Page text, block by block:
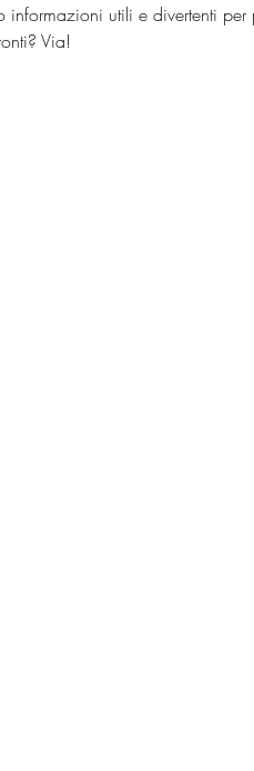
informazioni utili e divertenti per
Via!